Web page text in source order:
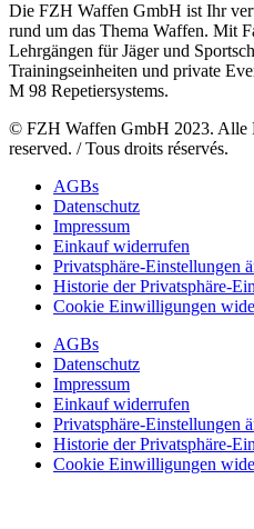
Die FZH Waffen GmbH ist Ihr
rund um das Thema Waffen. Mit
Lehrgängen für Jäger und
Trainingseinheiten und private
M 98 Repetiersystems.
© FZH Waffen GmbH 2023. Alle
reserved. / Tous droits réservés.
AGBs
Datenschutz
Impressum
Einkauf widerrufen
Privatsphäre-Einstellungen
Historie der Privatsphäre-
Cookie Einwilligungen
AGBs
Datenschutz
Impressum
Einkauf widerrufen
Privatsphäre-Einstellungen
Historie der Privatsphäre-
Cookie Einwilligungen